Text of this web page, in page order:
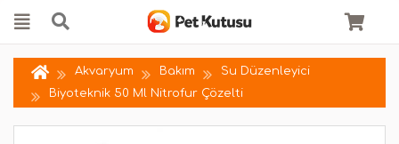
Akvaryum Bakım
Su Düzenleyici
Biyoteknik 50 Ml Nitrofur Çözelti